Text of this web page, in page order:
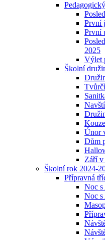
První
První
2025
Výlet
Školní
Únor
Dům
Září v
Školní rok 2024-
Přípravná
Noc s
Noc s